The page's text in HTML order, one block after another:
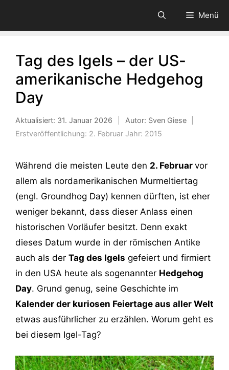
Menü
Tag des Igels – der US-
amerikanische Hedgehog
Day
Aktualisiert: 31. Januar 2026 Autor: Sven Giese
Erstveröffentlichung: 2. Februar Jahr: 2015
Während die meisten Leute den 2. Februar vor
allem als nordamerikanischen Murmeltiertag
(engl. Groundhog Day) kennen dürften, ist eher
weniger bekannt, dass dieser Anlass einen
historischen Vorläufer besitzt. Denn exakt
dieses Datum wurde in der römischen Antike
auch als der Tag des Igels gefeiert und firmiert
in den USA heute als sogenannter Hedgehog
Day. Grund genug, seine Geschichte im
Kalender der kuriosen Feiertage aus aller Welt
etwas ausführlicher zu erzählen. Worum geht es
bei diesem Igel-Tag?